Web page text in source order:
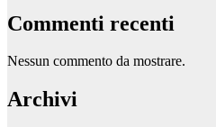
Commenti recenti
Nessun commento da mostrare.
Archivi